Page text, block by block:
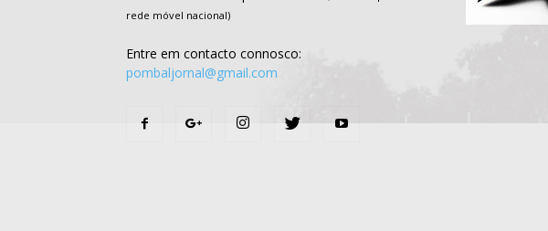
rede móvel nacional)
Entre em contacto connosco:
pombaljornal@gmail.com